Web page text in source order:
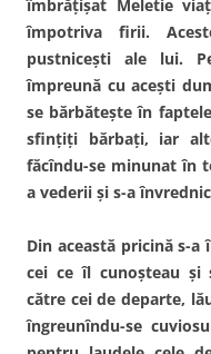
îmbrăţişat Meletie
împotriva firii.
pustniceşti ale lui.
împreună cu aceşti
se bărbăteşte în
sfinţiţi bărbaţi, iar
făcîndu-se minunat în
a vederii şi s-a
Din această pricină s-
cei ce îl cunoşteau şi
către cei de departe,
îngreunîndu-se